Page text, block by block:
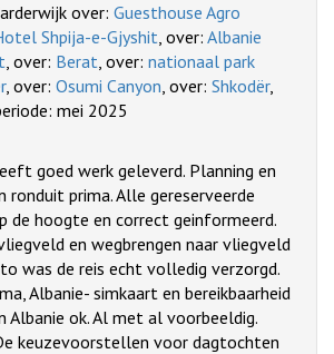
over: Guesthouse Agro
Shpija-e-Gjyshit, over: Albanie
, over: Berat, over: nationaal park
, over: Osumi Canyon, over: Shkodër,
mei 2025
goed werk geleverd. Planning en
ronduit prima. Alle gereserveerde
de hoogte en correct geinformeerd.
en wegbrengen naar vliegveld
was de reis echt volledig verzorgd.
Albanie- simkaart en bereikbaarheid
Albanie ok. Al met al voorbeeldig.
keuzevoorstellen voor dagtochten